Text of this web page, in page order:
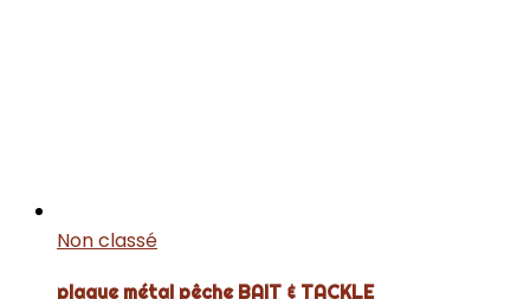
Non classé
plaque métal pêche BAIT & TACKLE